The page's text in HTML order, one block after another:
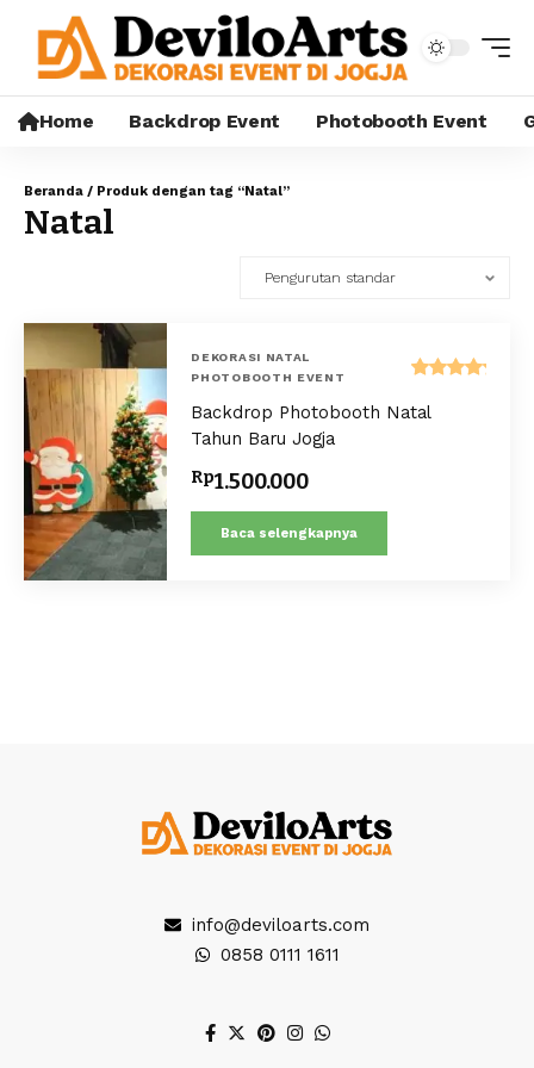
Home Backdrop Event Photobooth Event
Beranda / Produk dengan tag “Natal”
Natal
DEKORASI NATAL
PHOTOBOOTH EVENT
5.00
Backdrop Photobooth Natal
Tahun Baru Jogja
Rp1.500.000
Baca selengkapnya
info@deviloarts.com
0858 0111 1611